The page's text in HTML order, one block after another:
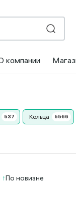
компании
Кольца
По новизне